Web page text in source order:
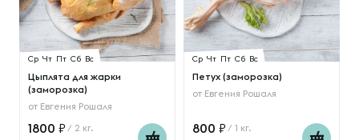
Ср Чт Пт Сб Вс
Цыплята для жарки
(заморозка)
от Евгения Рошаля
1800 / 2 кг.
Ср Чт Пт Сб Вс
Петух (заморозка)
от Евгения Рошаля
800 / 1 кг.